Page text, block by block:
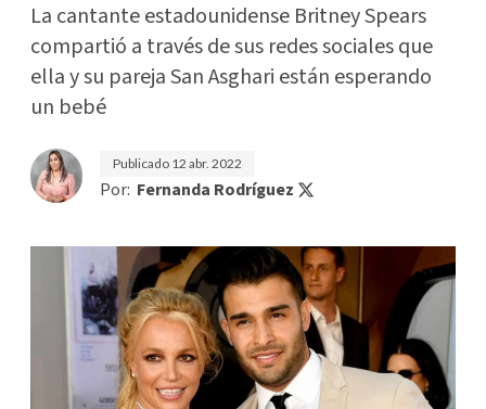
La cantante estadounidense Britney Spears
compartió a través de sus redes sociales que
ella y su pareja San Asghari están esperando
un bebé
Publicado 12 abr. 2022
Por: Fernanda Rodríguez